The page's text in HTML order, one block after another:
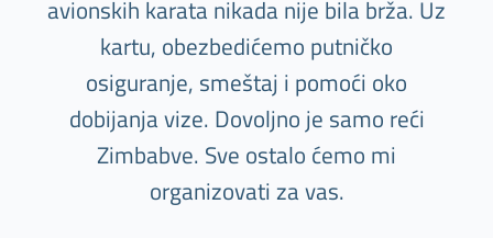
avionskih karata nikada nije bila brža. Uz
kartu, obezbedićemo putničko
osiguranje, smeštaj i pomoći oko
dobijanja vize. Dovoljno je samo reći
Zimbabve. Sve ostalo ćemo mi
organizovati za vas.